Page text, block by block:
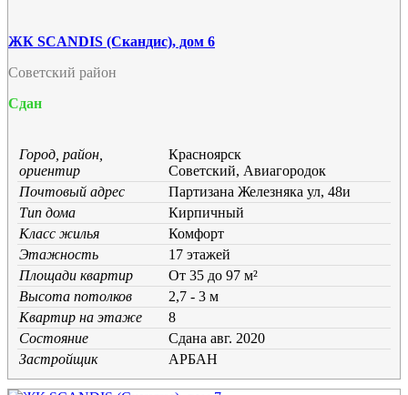
ЖК SCANDIS (Скандис), дом 6
Советский район
Сдан
Город, район,
ориентир
Красноярск
Советский, Авиагородок
Почтовый адрес
Партизана Железняка ул, 48и
Тип дома
Кирпичный
Класс жилья
Комфорт
Этажность
17 этажей
Площади квартир
От 35 до 97 м²
Высота потолков
2,7 - 3 м
Квартир на этаже
8
Состояние
Cдана авг. 2020
Застройщик
АРБАН